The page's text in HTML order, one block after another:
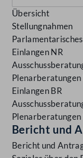
Übersicht
Stellungnahmen
Einlangen NR
Plenarberatungen
Einlangen BR
Plenarberatungen
Bericht und
Bericht und